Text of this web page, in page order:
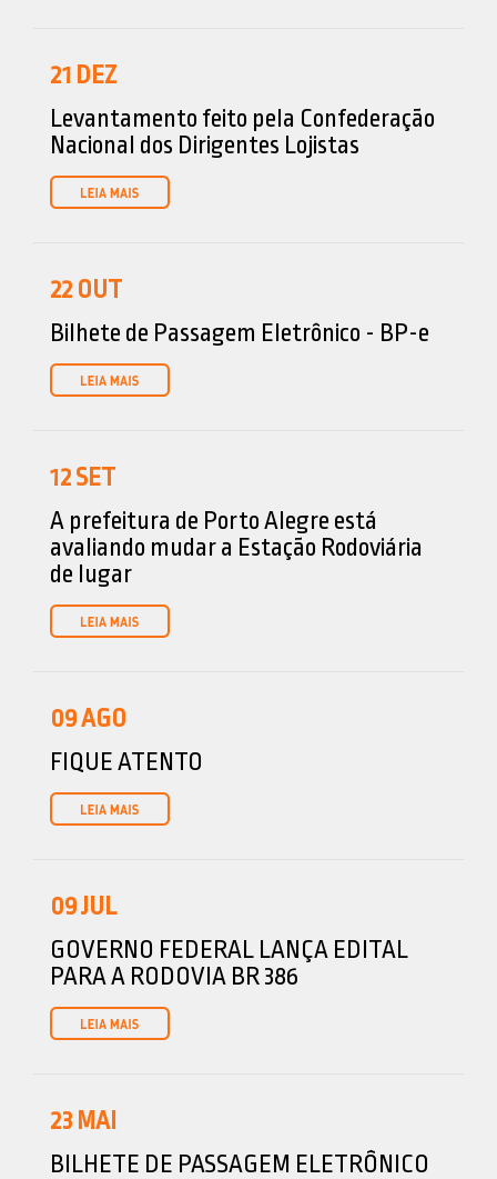
21 DEZ
Levantamento feito pela Confederação
Nacional dos Dirigentes Lojistas
22 OUT
Bilhete de Passagem Eletrônico - BP-e
12SET
A prefeitura de Porto Alegre está
avaliando mudar a Estação Rodoviária
de lugar
09AGO
FIQUE ATENTO
09JUL
GOVERNO FEDERAL LANÇA EDITAL
PARA A RODOVIA BR 386
23 MAI
BILHETE DE PASSAGEM ELETRÔNICO